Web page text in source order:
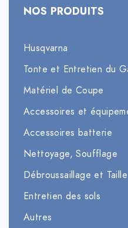
NOS PRODUITS
Husqvarna
Tonte et Entretien du
Matériel de Coupe
Accessoires et
Accessoires batterie
Nettoyage, Soufflage
Débroussaillage et Taille
Entretien des sols
Autres